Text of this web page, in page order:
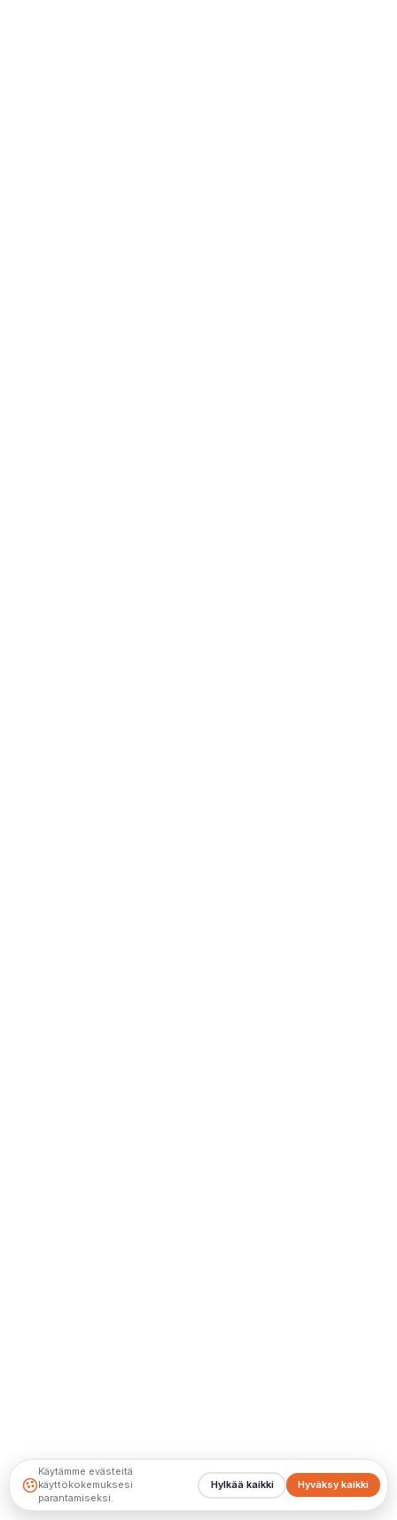
Käytämme evästeitä
käyttökokemuksesi
parantamiseksi.
Hyväksy kaikki
Hylkää kaikki